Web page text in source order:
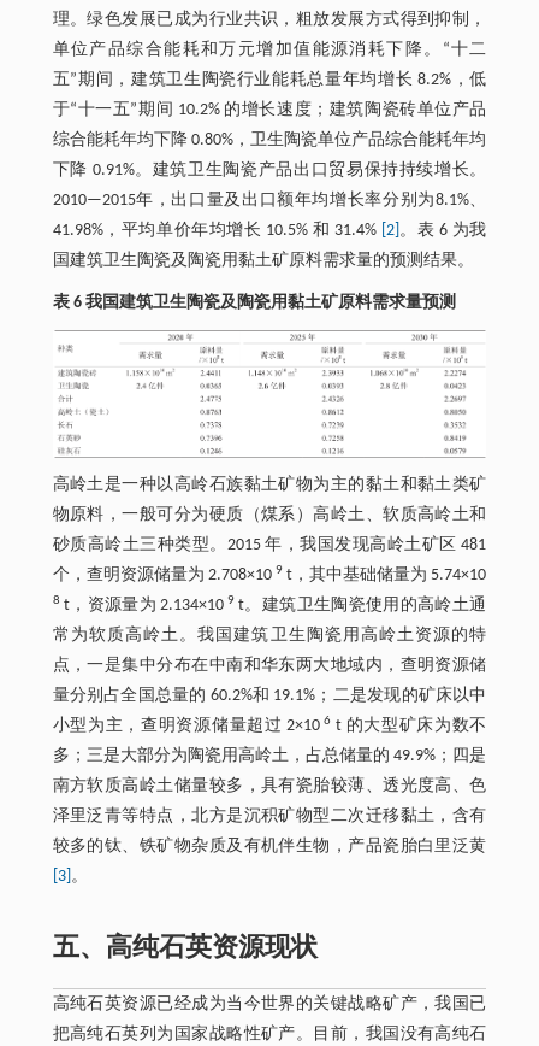
理。绿色发展已成为行业共识，粗放发展方式得到抑制，
单位产品综合能耗和万元增加值能源消耗下降。“十二
五”期间，建筑卫生陶瓷行业能耗总量年均增长 8.2%，低
于“十一五”期间 10.2% 的增长速度；建筑陶瓷砖单位产品
综合能耗年均下降 0.80%，卫生陶瓷单位产品综合能耗年均
下降 0.91%。建筑卫生陶瓷产品出口贸易保持持续增长。
2010—2015年，出口量及出口额年均增长率分别为8.1%、
41.98%，平均单价年均增长 10.5% 和 31.4% [2] 。表 6 为我
国建筑卫生陶瓷及陶瓷用黏土矿原料需求量的预测结果。
表 6 我国建筑卫生陶瓷及陶瓷用黏土矿原料需求量预测
高岭土是一种以高岭石族黏土矿物为主的黏土和黏土类矿
物原料，一般可分为硬质（煤系）高岭土、软质高岭土和
砂质高岭土三种类型。2015 年，我国发现高岭土矿区 481
个，查明资源储量为 2.708×10 9 t，其中基础储量为 5.74×10
8 t，资源量为 2.134×10 9 t。建筑卫生陶瓷使用的高岭土通
常为软质高岭土。我国建筑卫生陶瓷用高岭土资源的特
点，一是集中分布在中南和华东两大地域内，查明资源储
量分别占全国总量的 60.2%和 19.1%；二是发现的矿床以中
小型为主，查明资源储量超过 2×10 6 t 的大型矿床为数不
多；三是大部分为陶瓷用高岭土，占总储量的 49.9%；四是
南方软质高岭土储量较多，具有瓷胎较薄、透光度高、色
泽里泛青等特点，北方是沉积矿物型二次迁移黏土，含有
较多的钛、铁矿物杂质及有机伴生物，产品瓷胎白里泛黄
[3] 。
五、高纯石英资源现状
高纯石英资源已经成为当今世界的关键战略矿产，我国已
把高纯石英列为国家战略性矿产。目前，我国没有高纯石